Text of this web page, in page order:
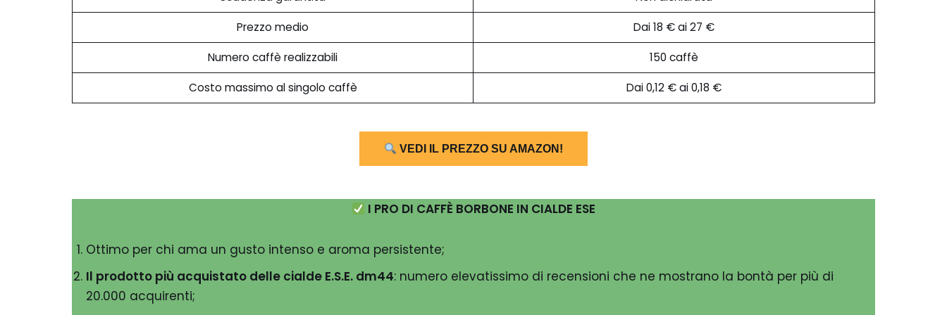
Prezzo medio Dai 18 € ai 27 €
Numero caffè realizzabili 150 caffè
Costo massimo al singolo caffè Dai 0,12 € ai 0,18 €
VEDI IL PREZZO SU AMAZON!
I PRO DI CAFFÈ BORBONE IN CIALDE ESE
Ottimo per chi ama un gusto intenso e aroma persistente;
Il prodotto più acquistato delle cialde E.S.E. dm44: numero elevatissimo di recensioni che ne mostrano la bontà per più di
20.000 acquirenti;